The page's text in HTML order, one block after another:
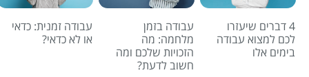
4 דברים שיעזרו
לכם למצוא עבודה
בימים אלו
עבודה בזמן
מלחמה: מה
הזכויות שלכם ומה
חשוב לדעת?
עבודה זמנית: כדאי
או לא כדאי?